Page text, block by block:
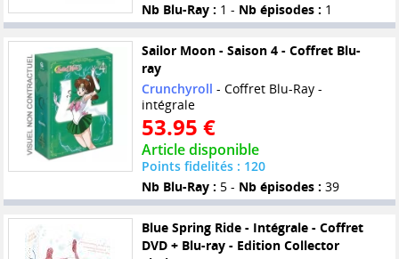
Nb Blu-Ray : 1 - Nb épisodes : 1
Sailor Moon - Saison 4 - Coffret Blu-
ray
Crunchyroll - Coffret Blu-Ray -
intégrale
53.95 €
Article disponible
Points fidelités : 120
Nb Blu-Ray : 5 - Nb épisodes : 39
Blue Spring Ride - Intégrale - Coffret
DVD + Blu-ray - Edition Collector